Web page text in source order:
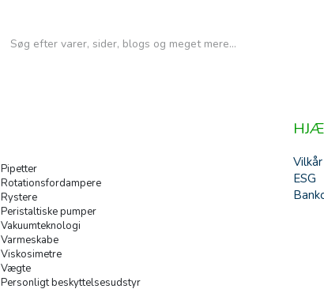
Pipetter
Rotationsfordampere
Rystere
Peristaltiske pumper
Vakuumteknologi
Varmeskabe
Viskosimetre
Vægte
Personligt beskyttelsesudstyr
Vilkår
ESG